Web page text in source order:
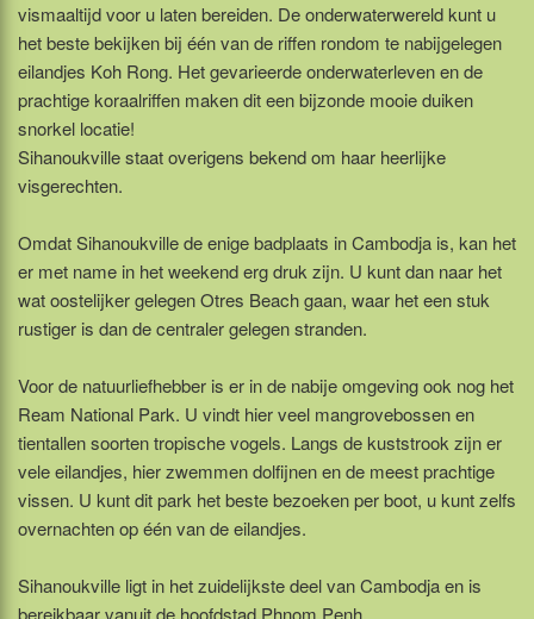
vismaaltijd voor u laten bereiden. De onderwaterwereld kunt u
het beste bekijken bij één van de riffen rondom te nabijgelegen
eilandjes Koh Rong. Het gevarieerde onderwaterleven en de
prachtige koraalriffen maken dit een bijzonde mooie duiken
snorkel locatie!
Sihanoukville staat overigens bekend om haar heerlijke
visgerechten.
Omdat Sihanoukville de enige badplaats in Cambodja is, kan het
er met name in het weekend erg druk zijn. U kunt dan naar het
wat oostelijker gelegen Otres Beach gaan, waar het een stuk
rustiger is dan de centraler gelegen stranden.
Voor de natuurliefhebber is er in de nabije omgeving ook nog het
Ream National Park. U vindt hier veel mangrovebossen en
tientallen soorten tropische vogels. Langs de kuststrook zijn er
vele eilandjes, hier zwemmen dolfijnen en de meest prachtige
vissen. U kunt dit park het beste bezoeken per boot, u kunt zelfs
overnachten op één van de eilandjes.
Sihanoukville ligt in het zuidelijkste deel van Cambodja en is
bereikbaar vanuit de hoofdstad Phnom Penh.